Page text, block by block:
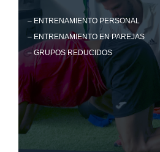
– ENTRENAMIENTO PERSONAL
– ENTRENAMIENTO EN PAREJAS
– GRUPOS REDUCIDOS